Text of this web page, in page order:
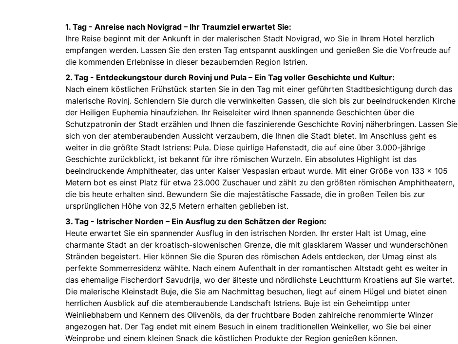
1. Tag - Anreise nach Novigrad – Ihr Traumziel erwartet Sie:
Ihre Reise beginnt mit der Ankunft in der malerischen Stadt Novigrad, wo Sie in Ihrem Hotel herzlich
empfangen werden. Lassen Sie den ersten Tag entspannt ausklingen und genießen Sie die Vorfreude auf
die kommenden Erlebnisse in dieser bezaubernden Region Istrien.
2. Tag - Entdeckungstour durch Rovinj und Pula – Ein Tag voller Geschichte und Kultur:
Nach einem köstlichen Frühstück starten Sie in den Tag mit einer geführten Stadtbesichtigung durch das
malerische Rovinj. Schlendern Sie durch die verwinkelten Gassen, die sich bis zur beeindruckenden Kirche
der Heiligen Euphemia hinaufziehen. Ihr Reiseleiter wird Ihnen spannende Geschichten über die
Schutzpatronin der Stadt erzählen und Ihnen die faszinierende Geschichte Rovinj näherbringen. Lassen Sie
sich von der atemberaubenden Aussicht verzaubern, die Ihnen die Stadt bietet. Im Anschluss geht es
weiter in die größte Stadt Istriens: Pula. Diese quirlige Hafenstadt, die auf eine über 3.000-jährige
Geschichte zurückblickt, ist bekannt für ihre römischen Wurzeln. Ein absolutes Highlight ist das
beeindruckende Amphitheater, das unter Kaiser Vespasian erbaut wurde. Mit einer Größe von 133 × 105
Metern bot es einst Platz für etwa 23.000 Zuschauer und zählt zu den größten römischen Amphitheatern,
die bis heute erhalten sind. Bewundern Sie die majestätische Fassade, die in großen Teilen bis zur
ursprünglichen Höhe von 32,5 Metern erhalten geblieben ist.
3. Tag - Istrischer Norden – Ein Ausflug zu den Schätzen der Region:
Heute erwartet Sie ein spannender Ausflug in den istrischen Norden. Ihr erster Halt ist Umag, eine
charmante Stadt an der kroatisch-slowenischen Grenze, die mit glasklarem Wasser und wunderschönen
Stränden begeistert. Hier können Sie die Spuren des römischen Adels entdecken, der Umag einst als
perfekte Sommerresidenz wählte. Nach einem Aufenthalt in der romantischen Altstadt geht es weiter in
das ehemalige Fischerdorf Savudrija, wo der älteste und nördlichste Leuchtturm Kroatiens auf Sie wartet.
Die malerische Kleinstadt Buje, die Sie am Nachmittag besuchen, liegt auf einem Hügel und bietet einen
herrlichen Ausblick auf die atemberaubende Landschaft Istriens. Buje ist ein Geheimtipp unter
Weinliebhabern und Kennern des Olivenöls, da der fruchtbare Boden zahlreiche renommierte Winzer
angezogen hat. Der Tag endet mit einem Besuch in einem traditionellen Weinkeller, wo Sie bei einer
Weinprobe und einem kleinen Snack die köstlichen Produkte der Region genießen können.